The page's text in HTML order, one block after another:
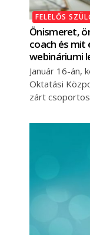
FELELŐS
Önismeret,
coach és mit
webináriumi
Január 16-án,
Oktatási
zárt